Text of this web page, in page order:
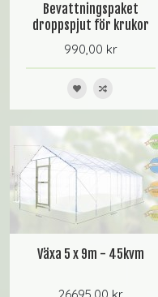
Bevattningspaket
droppspjut för krukor
990,00 kr
Växa 5 x 9m - 45kvm
26695,00 kr